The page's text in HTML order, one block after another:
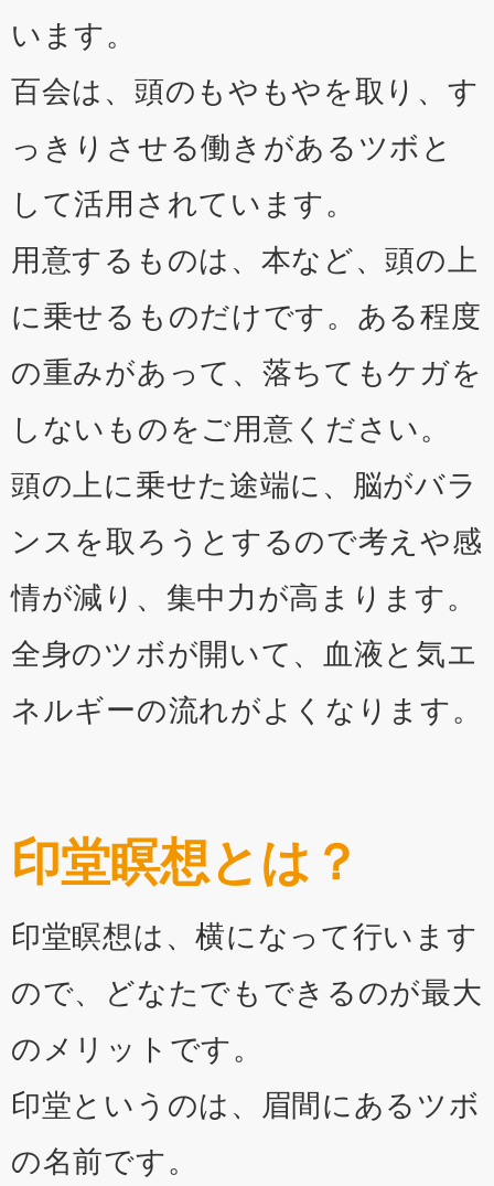
います。
百会は、頭のもやもやを取り、す
っきりさせる働きがあるツボと
して活用されています。
用意するものは、本など、頭の上
に乗せるものだけです。ある程度
の重みがあって、落ちてもケガを
しないものをご用意ください。
頭の上に乗せた途端に、脳がバラ
ンスを取ろうとするので考えや感
情が減り、集中力が高まります。
全身のツボが開いて、血液と気エ
ネルギーの流れがよくなります。
印堂瞑想とは？
印堂瞑想は、横になって行います
ので、どなたでもできるのが最大
のメリットです。
印堂というのは、眉間にあるツボ
の名前です。